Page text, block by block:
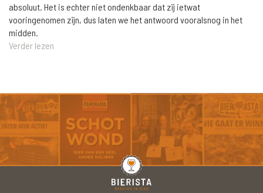
absoluut. Het is echter niet ondenkbaar dat zij ietwat
vooringenomen zijn, dus laten we het antwoord vooralsnog in het
midden.
Verder lezen